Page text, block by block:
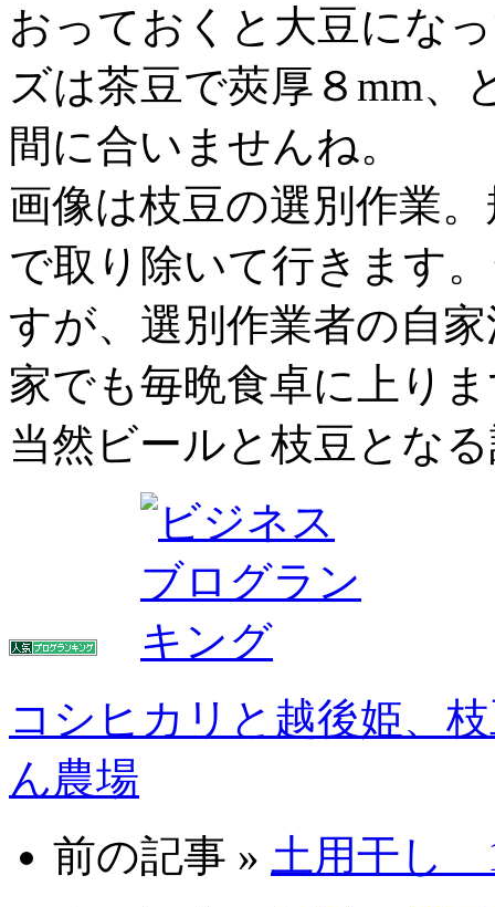
おっておくと大豆にな
ズは茶豆で莢厚８mm
間に合いませんね。
画像は枝豆の選別作業
で取り除いて行きます
すが、選別作業者の自
家でも毎晩食卓に上り
当然ビールと枝豆とな
コシヒカリと越後姫、
ん農場
前の記事 » 土用干し